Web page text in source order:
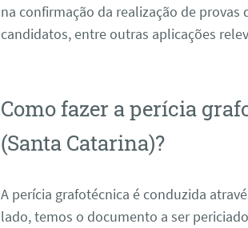
na confirmação da realização de
candidatos, entre outras aplicações
Como fazer a perícia
(Santa Catarina)?
A perícia grafotécnica é conduzida
lado, temos o documento a ser